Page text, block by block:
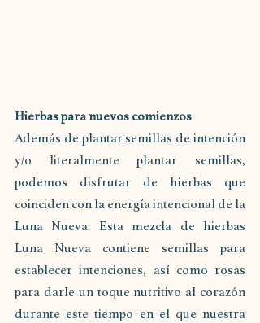
Hierbas para nuevos comienzos
Además de plantar semillas de intención
y/o literalmente plantar semillas,
podemos disfrutar de hierbas que
coinciden con la energía intencional de la
Luna Nueva. Esta mezcla de hierbas
Luna Nueva contiene semillas para
establecer intenciones, así como rosas
para darle un toque nutritivo al corazón
durante este tiempo en el que nuestra